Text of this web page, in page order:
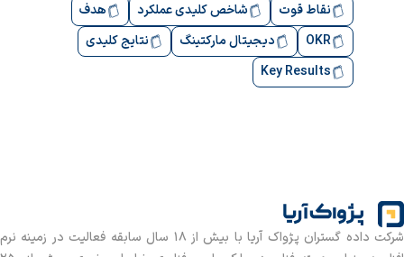
نقاط قوت
شاخص کلیدی عملکرد
هدف
OKR
دیجیتال مارکتینگ
نتایج کلیدی
Key Results
شرکت داده گستران پژواک آریا با بیش از 18 سال سابقه فعالیت در زمینه نرم